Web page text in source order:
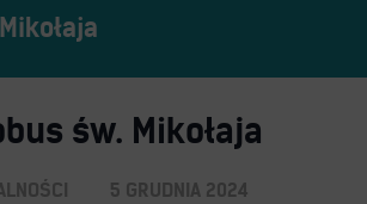
podróż – wyszukiwarka połączeń
Mapa przystanków i połączeń
Schemat linii nocnych
św. Mikołaja
5 GRUDNIA 2024